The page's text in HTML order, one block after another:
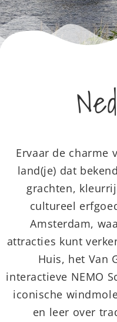
Ervaar de charme
land(je) dat
grachten,
cultureel
Amsterdam,
attracties kunt
Huis, het Van
interactieve NEMO
iconische
en leer over